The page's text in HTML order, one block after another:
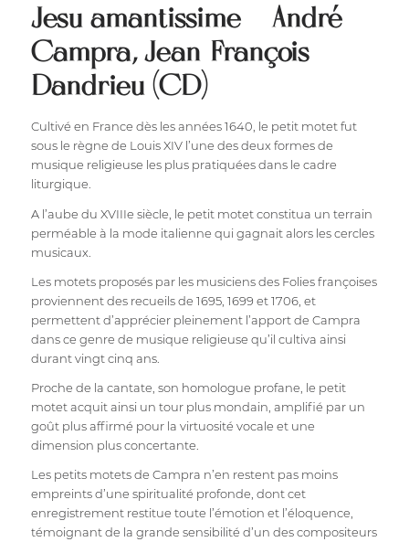
Jesu amantissime – André
Campra, Jean-François
Dandrieu (CD)
Cultivé en France dès les années 1640, le petit motet fut
sous le règne de Louis XIV l’une des deux formes de
musique religieuse les plus pratiquées dans le cadre
liturgique.
A l’aube du XVIIIe siècle, le petit motet constitua un terrain
perméable à la mode italienne qui gagnait alors les cercles
musicaux.
Les motets proposés par les musiciens des Folies françoises
proviennent des recueils de 1695, 1699 et 1706, et
permettent d’apprécier pleinement l’apport de Campra
dans ce genre de musique religieuse qu’il cultiva ainsi
durant vingt cinq ans.
Proche de la cantate, son homologue profane, le petit
motet acquit ainsi un tour plus mondain, amplifié par un
goût plus affirmé pour la virtuosité vocale et une
dimension plus concertante.
Les petits motets de Campra n’en restent pas moins
empreints d’une spiritualité profonde, dont cet
enregistrement restitue toute l’émotion et l’éloquence,
témoignant de la grande sensibilité d’un des compositeurs